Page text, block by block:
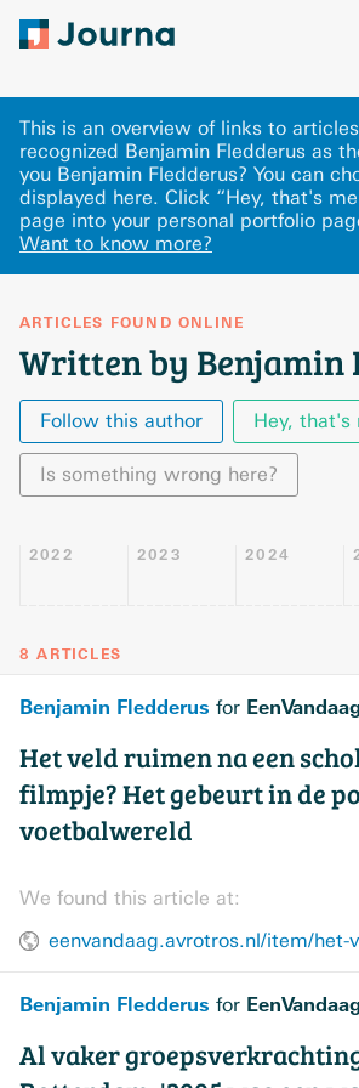
This is an overview of links to
recognized Benjamin Fledderus as
you Benjamin Fledderus? You can
displayed here. Click “Hey, that's
page into your personal portfolio
Want to know more?
ARTICLES FOUND ONLINE
Written by Benjamin
Follow this author Hey, that's
Is something wrong here?
2022 2023 2024
8 ARTICLES
Benjamin Fledderus for
Het veld ruimen na een
filmpje? Het gebeurt in de
voetbalwereld
We found this article at:
Benjamin Fledderus for
Al vaker